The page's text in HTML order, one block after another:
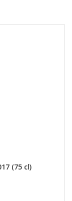
(75 cl)